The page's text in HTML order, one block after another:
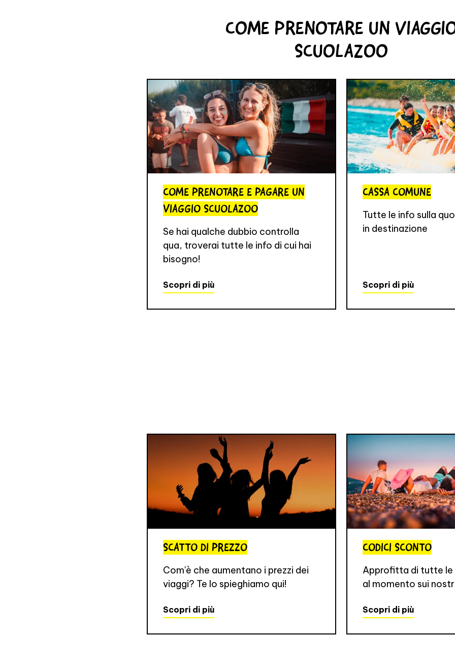
COME PRENOTARE UN
SCUOLAZOO
COME PRENOTARE E PAGARE UN
VIAGGIO SCUOLAZOO
Se hai qualche dubbio controlla
qua, troverai tutte le info di cui hai
bisogno!
Scopri di più
CASSA COMUNE
Tutte le info sulla
in destinazione
Scopri di più
SCATTO DI PREZZO
Com'è che aumentano i prezzi dei
viaggi? Te lo spieghiamo qui!
Scopri di più
CODICI SCONTO
Approfitta di tutte
al momento sui
Scopri di più